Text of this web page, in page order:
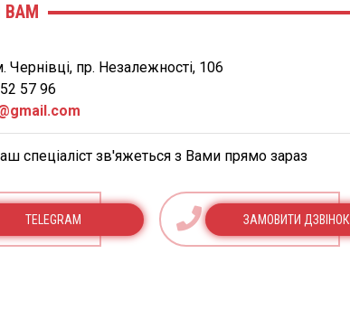
ВАМ
Чернівці, пр. Незалежності, 106
57 96
спеціаліст зв'яжеться з Вами прямо зараз
TELEGRAM ЗАМОВИТИ ДЗВІНОК